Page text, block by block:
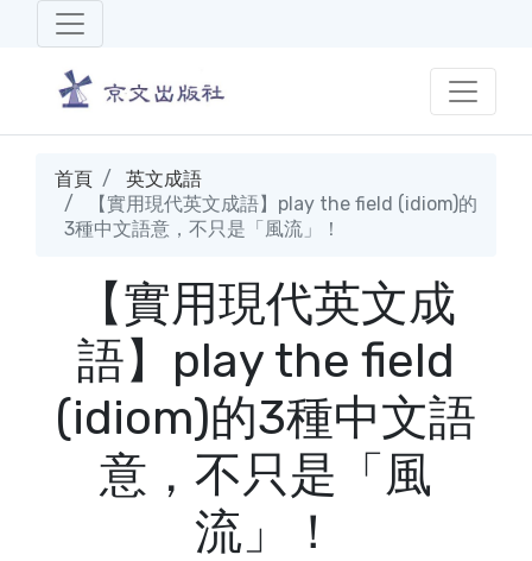
首頁
英文成語
【實用現代英文成語】play the field (idiom)的
3種中文語意，不只是「風流」！
【實用現代英文成
語】play the field
(idiom)的3種中文語
意，不只是「風
流」！